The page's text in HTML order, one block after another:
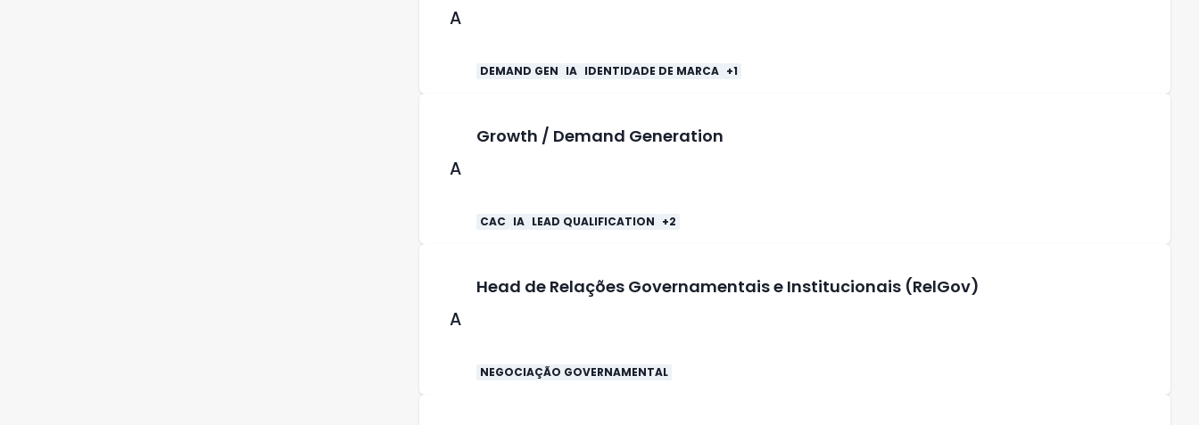
A
DEMAND GEN IA IDENTIDADE DE MARCA +1
A
Growth / Demand Generation
CAC IA LEAD QUALIFICATION +2
A
Head de Relações Governamentais e Institucionais (RelGov)
NEGOCIAÇÃO GOVERNAMENTAL